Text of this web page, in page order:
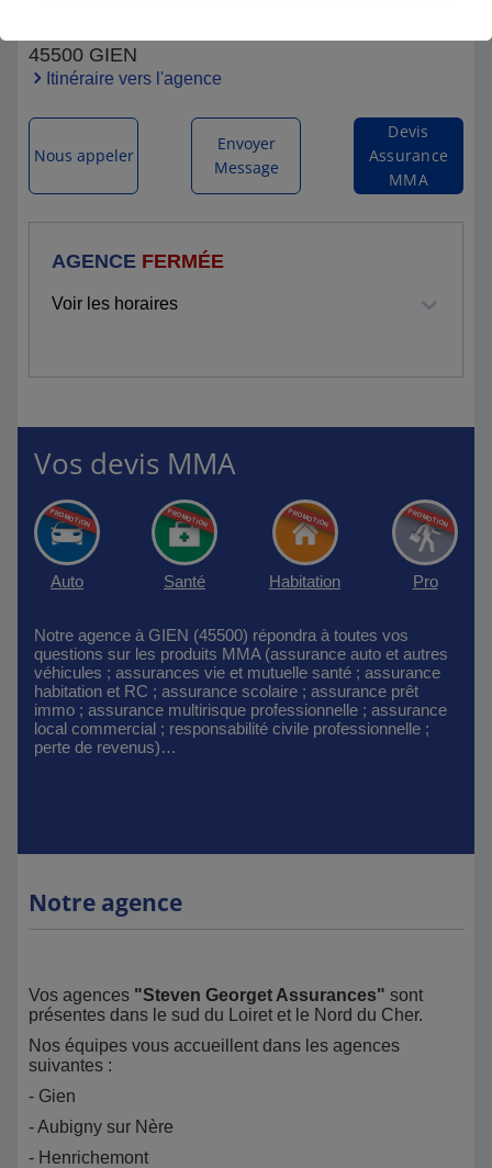
45500 GIEN
Itinéraire vers l'agence
AGENCE FERMÉE
Voir les horaires
Nous appeler
Envoyer
Message
Devis
Assurance
MMA
Vos devis MMA
Auto Santé Habitation Pro
Notre agence à GIEN (45500) répondra à toutes vos
questions sur les produits MMA (assurance auto et autres
véhicules ; assurances vie et mutuelle santé ; assurance
habitation et RC ; assurance scolaire ; assurance prêt
immo ; assurance multirisque professionnelle ; assurance
local commercial ; responsabilité civile professionnelle ;
perte de revenus)…
Notre agence
Vos agences "Steven Georget Assurances" sont
présentes dans le sud du Loiret et le Nord du Cher.
Nos équipes vous accueillent dans les agences
suivantes :
- Gien
- Aubigny sur Nère
- Henrichemont